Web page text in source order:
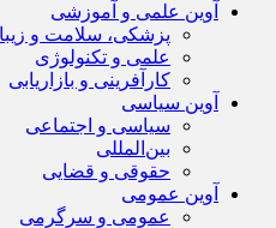
آوین علمی و آموزشی
پزشکی، سلامت و
علمی و تکنولوژی
کارآفرینی و بازاریابی
آوین سیاسی
سیاسی و اجتماعی
بین‌المللی
حقوقی و قضایی
آوین عمومی
عمومی و سرگرمی